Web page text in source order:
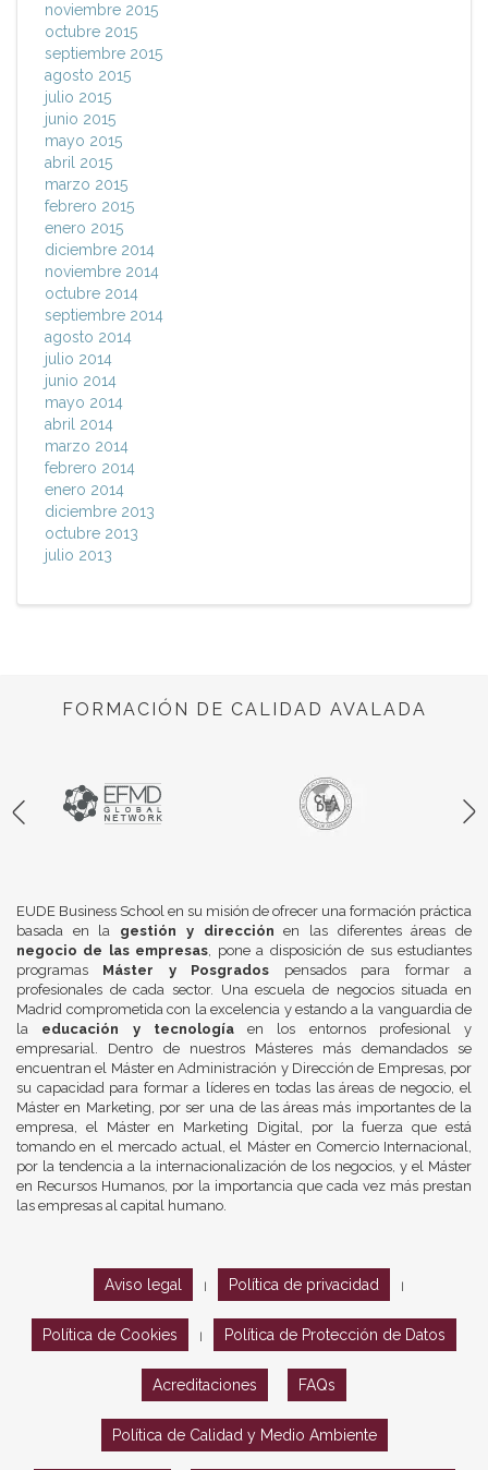
noviembre 2015
octubre 2015
septiembre 2015
agosto 2015
julio 2015
junio 2015
mayo 2015
abril 2015
marzo 2015
febrero 2015
enero 2015
diciembre 2014
noviembre 2014
octubre 2014
septiembre 2014
agosto 2014
julio 2014
junio 2014
mayo 2014
abril 2014
marzo 2014
febrero 2014
enero 2014
diciembre 2013
octubre 2013
julio 2013
FORMACIÓN DE CALIDAD AVALADA
EUDE Business School en su misión de ofrecer una formación práctica
basada en la gestión y dirección en las diferentes áreas de
negocio de las empresas, pone a disposición de sus estudiantes
programas Máster y Posgrados pensados para formar a
profesionales de cada sector. Una escuela de negocios situada en
Madrid comprometida con la excelencia y estando a la vanguardia de
la educación y tecnologíaen los entornos profesional y
empresarial. Dentro de nuestros Másteres más demandados se
encuentran el Máster en Administración y Dirección de Empresas, por
su capacidad para formar a líderes en todas las áreas de negocio, el
Máster en Marketing, por ser una de las áreas más importantes de la
empresa, el Máster en Marketing Digital, por la fuerza que está
tomando en el mercado actual, el Máster en Comercio Internacional,
por la tendencia a la internacionalización de los negocios, y el Máster
en Recursos Humanos, por la importancia que cada vez más prestan
las empresas al capital humano.
Aviso legal Política de privacidad
Política de Cookies Política de Protección de Datos
Acreditaciones FAQs
Política de Calidad y Medio Ambiente